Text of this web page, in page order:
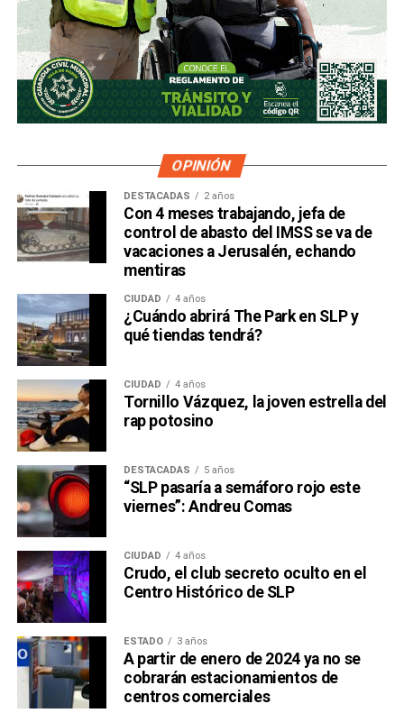
OPINIÓN
DESTACADAS 2 años
Con 4 meses trabajando, jefa de
control de abasto del IMSS se va de
vacaciones a Jerusalén, echando
mentiras
CIUDAD 4 años
¿Cuándo abrirá The Park en SLP y
qué tiendas tendrá?
CIUDAD 4 años
Tornillo Vázquez, la joven estrella del
rap potosino
DESTACADAS 5 años
“SLP pasaría a semáforo rojo este
viernes”: Andreu Comas
CIUDAD 4 años
Crudo, el club secreto oculto en el
Centro Histórico de SLP
ESTADO 3 años
A partir de enero de 2024 ya no se
cobrarán estacionamientos de
centros comerciales